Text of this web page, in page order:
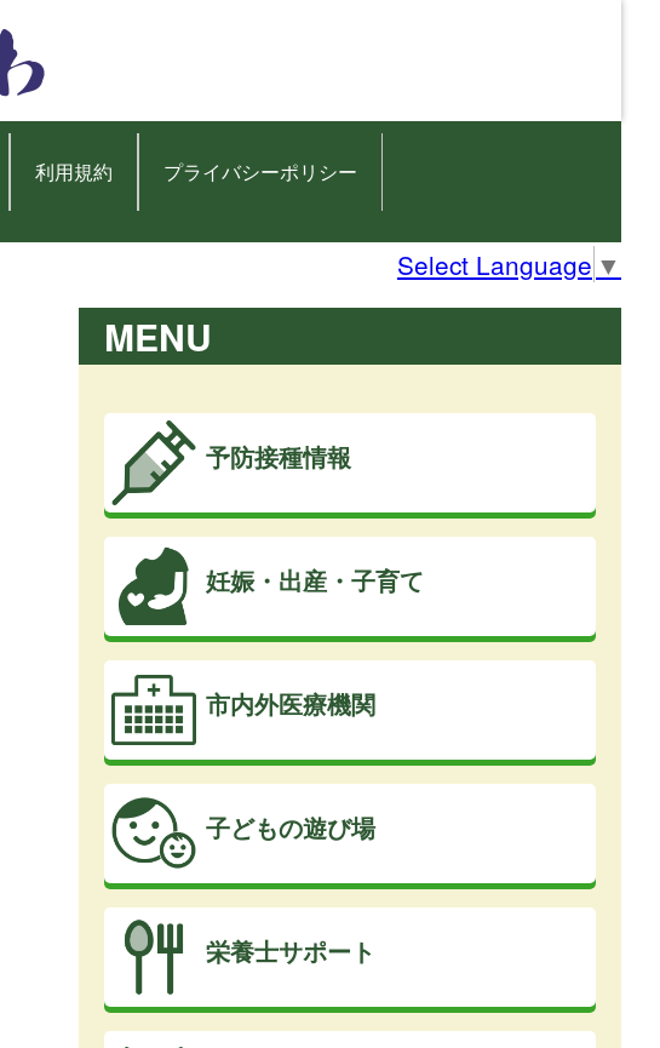
利用規約 プライバシーポリシー
Select Language ▼
MENU
予防接種情報
妊娠・出産・子育て
市内外医療機関
子どもの遊び場
栄養士サポート